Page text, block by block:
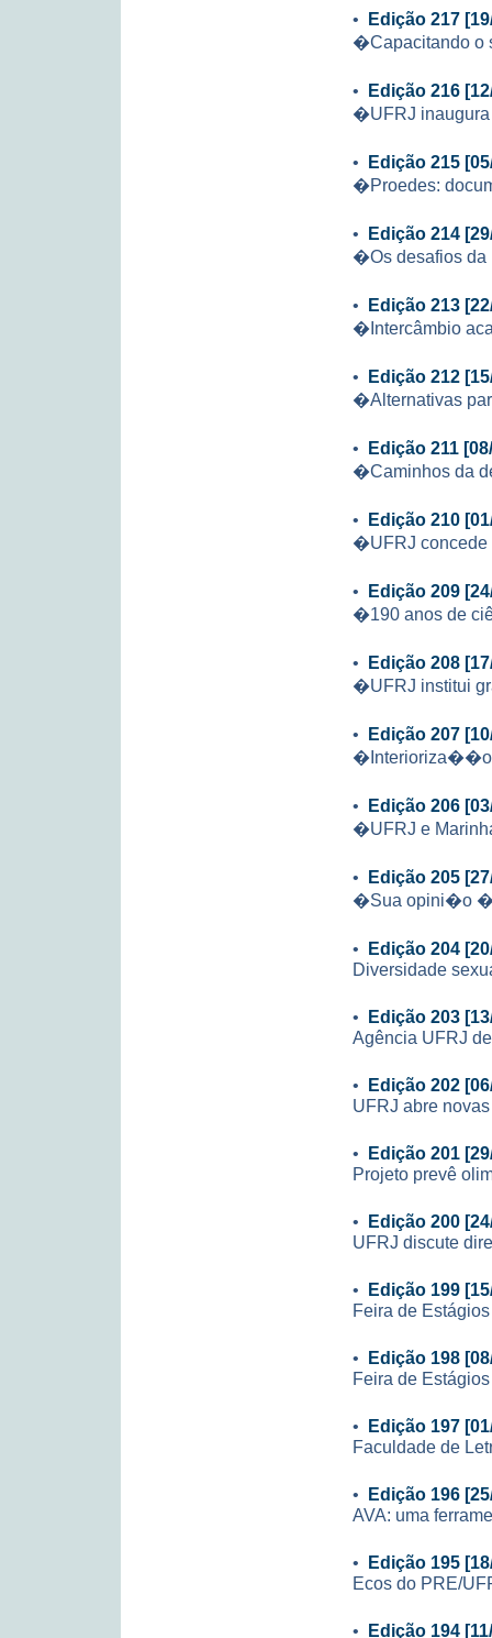
• Edição 217
�Capacitando o
• Edição 216
�UFRJ
• Edição 215
�Proedes:
• Edição 214
�Os desafios
• Edição 213
�Intercâmbio
• Edição 212
�Alternativas
• Edição 211
�Caminhos da
• Edição 210
�UFRJ concede
• Edição 209
�190 anos de
• Edição 208
�UFRJ institui
• Edição 207
• Edição 206
�UFRJ e
• Edição 205
�Sua opini�o �
• Edição 204
Diversidade
• Edição 203
Agência UFRJ
• Edição 202
UFRJ abre
• Edição 201
Projeto prevê
• Edição 200
UFRJ discute
• Edição 199
Feira de
• Edição 198
Feira de
• Edição 197
Faculdade de
• Edição 196
AVA: uma
• Edição 195
Ecos do PRE/
• Edição 194